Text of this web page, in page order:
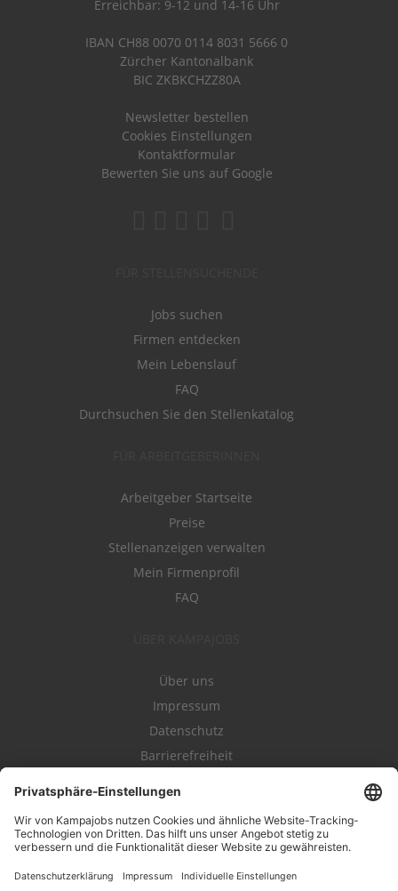
Erreichbar: 9-12 und 14-16 Uhr
IBAN CH88 0070 0114 8031 5666 0
Zürcher Kantonalbank
BIC ZKBKCHZZ80A
Newsletter bestellen
Cookies Einstellungen
Kontaktformular
Bewerten Sie uns auf Google
Jobs suchen
Firmen entdecken
Mein Lebenslauf
FAQ
Durchsuchen Sie den Stellenkatalog
Arbeitgeber Startseite
Preise
Stellenanzeigen verwalten
Mein Firmenprofil
FAQ
Über uns
Impressum
Datenschutz
Barrierefreiheit
Kampahire
Kampagnenforum
LeadNow